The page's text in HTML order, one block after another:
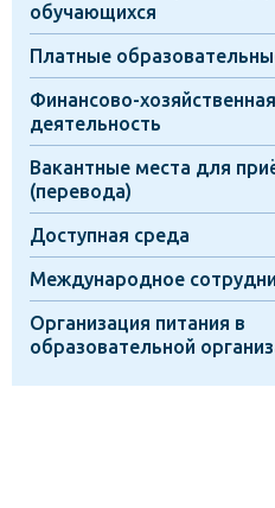
обучающихся
Платные
Финансово-хозяйственная
деятельность
Вакантные места для
(перевода)
Доступная среда
Международное
Организация питания в
образовательной